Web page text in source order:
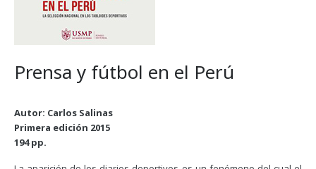
Prensa y fútbol en el Perú
Autor: Carlos Salinas
Primera edición 2015
194 pp.